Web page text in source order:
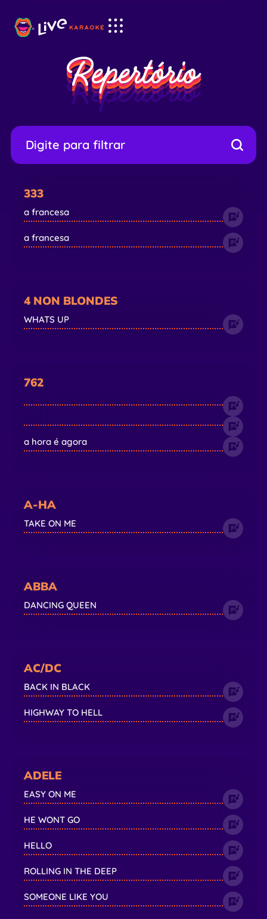
Repertório
Repertório
333
a francesa
a francesa
4 NON BLONDES
WHATS UP
762
a hora é agora
A-HA
TAKE ON ME
ABBA
DANCING QUEEN
AC/DC
BACK IN BLACK
HIGHWAY TO HELL
ADELE
EASY ON ME
HE WONT GO
HELLO
ROLLING IN THE DEEP
SOMEONE LIKE YOU